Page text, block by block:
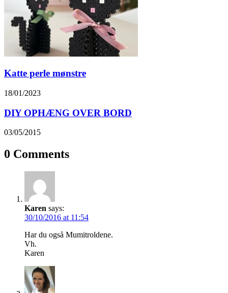
Katte perle mønstre
18/01/2023
DIY OPHÆNG OVER BORD
03/05/2015
0 Comments
Karen says:
30/10/2016 at 11:54
Har du også Mumitroldene.
Vh.
Karen